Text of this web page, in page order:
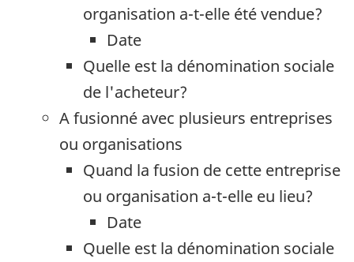
organisation a-t-elle été vendue?
Date
Quelle est la dénomination sociale
de l'acheteur?
A fusionné avec plusieurs entreprises
ou organisations
Quand la fusion de cette entreprise
ou organisation a-t-elle eu lieu?
Date
Quelle est la dénomination sociale